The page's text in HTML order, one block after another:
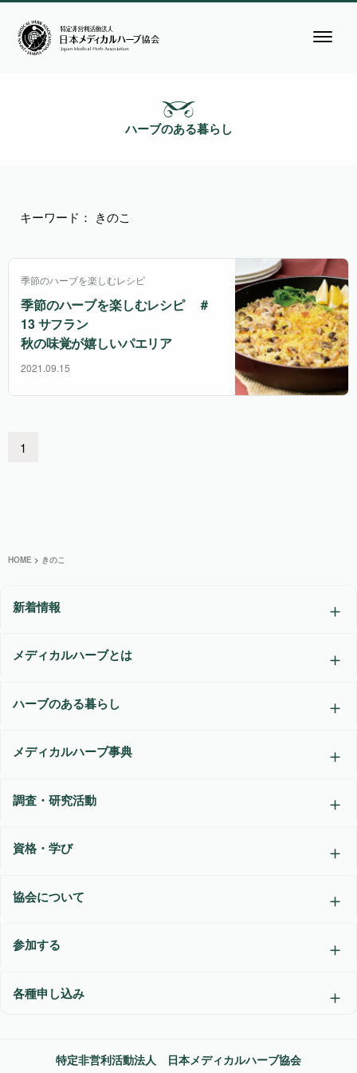
ハーブのある暮らし
キーワード： きのこ
季節のハーブを楽しむレシピ
季節のハーブを楽しむレシピ ＃
13 サフラン
秋の味覚が嬉しいパエリア
2021.09.15
1
HOME > きのこ
新着情報
メディカルハーブとは
ハーブのある暮らし
メディカルハーブ事典
調査・研究活動
資格・学び
協会について
参加する
各種申し込み
特定非営利活動法人 日本メディカルハーブ協会